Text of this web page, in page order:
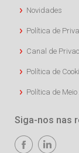
Novidades
Política de
Canal de
Política de
Política de
Siga-nos nas